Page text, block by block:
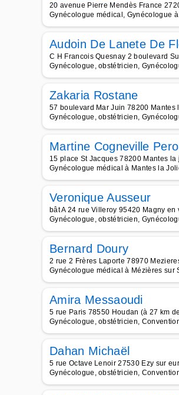
20 avenue Pierre Mendès France
Gynécologue médical, Gynécologue à
Audoin De Lanete De
C H Francois Quesnay 2 boulevard
Gynécologue, obstétricien,
Zakaria Rostane
57 boulevard Mar Juin 78200 Mantes
Gynécologue, obstétricien,
Martine Cogneville Perol
15 place St Jacques 78200 Mantes
Gynécologue médical à Mantes la
Veronique Ausseur
bât A 24 rue Villeroy 95420 Magny
Gynécologue, obstétricien,
Bernard Doury
2 rue 2 Frères Laporte 78970
Gynécologue médical à Mézières sur
Amira Messaoudi
5 rue Paris 78550 Houdan (à 27 km
Gynécologue, obstétricien,
Dahan Michaël
5 rue Octave Lenoir 27530 Ezy sur
Gynécologue, obstétricien,